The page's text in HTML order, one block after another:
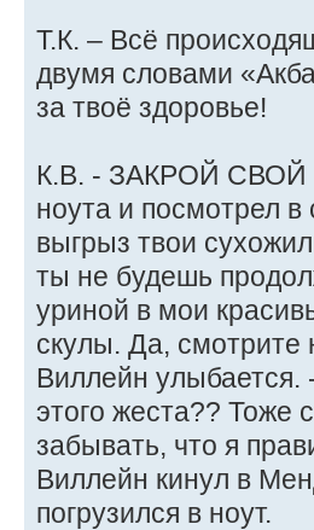
Т.К. – Всё
двумя словами
за твоё здоровье!
К.В. - ЗАКРОЙ СВОЙ
ноута и посмотрел
выгрыз твои
ты не будешь
уриной в мои
скулы. Да, смотрите
Виллейн улыбается.
этого жеста?? Тоже
забывать, что я
Виллейн кинул в
погрузился в ноут.